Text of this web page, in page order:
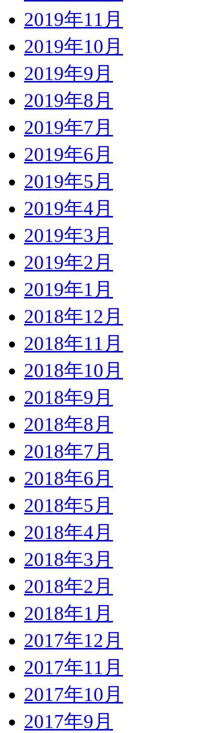
2019年11月
2019年10月
2019年9月
2019年8月
2019年7月
2019年6月
2019年5月
2019年4月
2019年3月
2019年2月
2019年1月
2018年12月
2018年11月
2018年10月
2018年9月
2018年8月
2018年7月
2018年6月
2018年5月
2018年4月
2018年3月
2018年2月
2018年1月
2017年12月
2017年11月
2017年10月
2017年9月